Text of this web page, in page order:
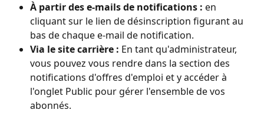
À partir des e-mails de notifications : en
cliquant sur le lien de désinscription figurant au
bas de chaque e-mail de notification.
Via le site carrière : En tant qu'administrateur,
vous pouvez vous rendre dans la section des
notifications d'offres d'emploi et y accéder à
l'onglet Public pour gérer l'ensemble de vos
abonnés.